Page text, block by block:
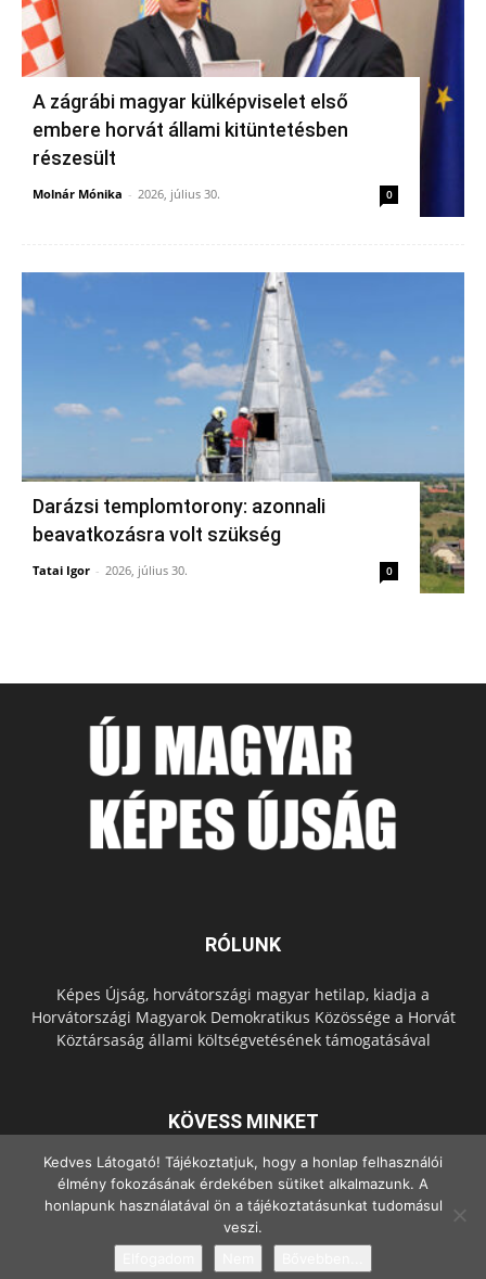
A zágrábi magyar külképviselet első
embere horvát állami kitüntetésben
részesült
Molnár Mónika - 2026, július 30. 0
Darázsi templomtorony: azonnali
beavatkozásra volt szükség
Tatai Igor - 2026, július 30. 0
RÓLUNK
Képes Újság, horvátországi magyar hetilap, kiadja a
Horvátországi Magyarok Demokratikus Közössége a Horvát
Köztársaság állami költségvetésének támogatásával
KÖVESS MINKET
© Copyright - 2022 Minden jog fenntartva.
Kedves Látogató! Tájékoztatjuk, hogy a honlap felhasználói
élmény fokozásának érdekében sütiket alkalmazunk. A
honlapunk használatával ön a tájékoztatásunkat tudomásul
veszi.